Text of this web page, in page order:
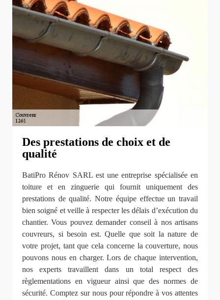
Des prestations de choix et de
qualité
BatiPro Rénov SARL est une entreprise spécialisée en
toiture et en zinguerie qui fournit uniquement des
prestations de qualité. Notre équipe effectue un travail
bien soigné et veille à respecter les délais d’exécution du
chantier. Vous pouvez demander conseil à nos artisans
couvreurs, si besoin est. Quelle que soit la nature de
votre projet, tant que cela concerne la couverture, nous
pouvons nous en charger. Lors de chaque intervention,
nos experts travaillent dans un total respect des
règlementations en vigueur ainsi que des normes de
sécurité. Comptez sur nous pour répondre à vos attentes